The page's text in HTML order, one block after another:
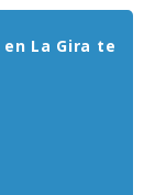
La Gira te